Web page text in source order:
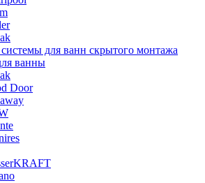
для ванн скрытого монтажа
ванны
Door